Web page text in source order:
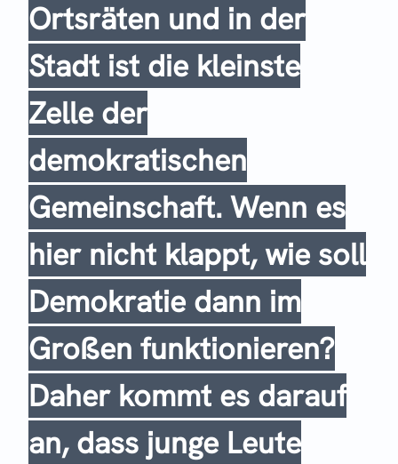
Ortsräten und in der
Stadt ist die kleinste
Zelle der
demokratischen
Gemeinschaft. Wenn es
hier nicht klappt, wie soll
Demokratie dann im
Großen funktionieren?
Daher kommt es darauf
an, dass junge Leute